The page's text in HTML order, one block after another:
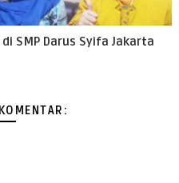
SMP Darus Syifa Jakarta